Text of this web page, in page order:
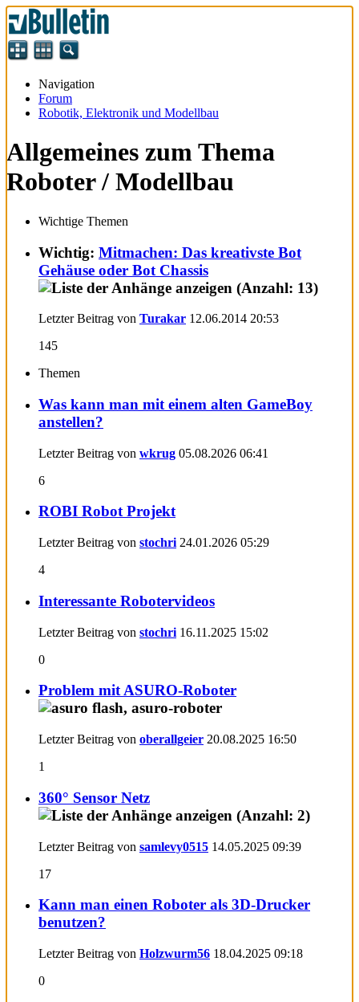
Navigation
Forum
Robotik, Elektronik und Modellbau
Allgemeines zum Thema
Roboter / Modellbau
Wichtige Themen
Wichtig: Mitmachen: Das kreativste Bot
Gehäuse oder Bot Chassis
Letzter Beitrag von Turakar 12.06.2014 20:53
145
Themen
Was kann man mit einem alten GameBoy
anstellen?
Letzter Beitrag von wkrug 05.08.2026 06:41
6
ROBI Robot Projekt
Letzter Beitrag von stochri 24.01.2026 05:29
4
Interessante Robotervideos
Letzter Beitrag von stochri 16.11.2025 15:02
0
Problem mit ASURO-Roboter
Letzter Beitrag von oberallgeier 20.08.2025 16:50
1
360° Sensor Netz
Letzter Beitrag von samlevy0515 14.05.2025 09:39
17
Kann man einen Roboter als 3D-Drucker
benutzen?
Letzter Beitrag von Holzwurm56 18.04.2025 09:18
0